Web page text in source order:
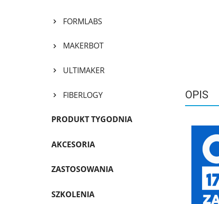
FORMLABS
MAKERBOT
ULTIMAKER
FIBERLOGY
PRODUKT TYGODNIA
AKCESORIA
ZASTOSOWANIA
SZKOLENIA
OPIS